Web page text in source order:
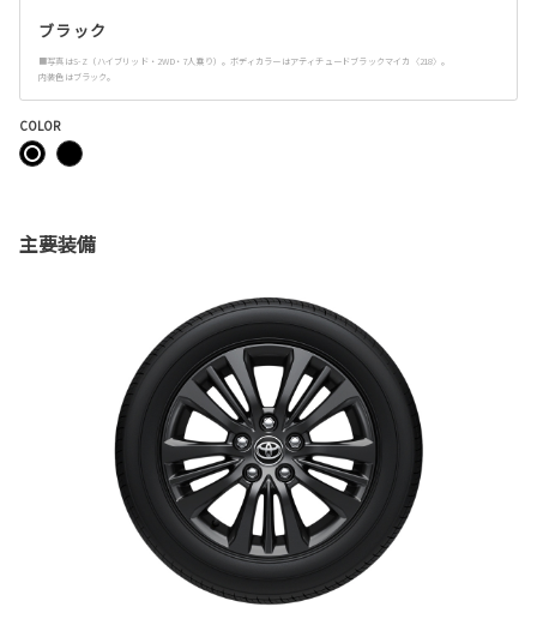
ブラック
■写真はS-Z（ハイブリッド・2WD・7人乗り）。ボディカラーはアティチュードブラックマイカ〈218〉。
内装色はブラック。
COLOR
主要装備